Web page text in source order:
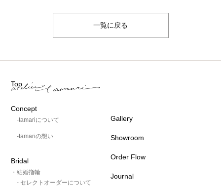
一覧に戻る
Top
Concept
-tamariについて
-tamariの想い
Bridal
・結婚指輪
- セレクトオーダーについて
Gallery
Showroom
Order Flow
Journal